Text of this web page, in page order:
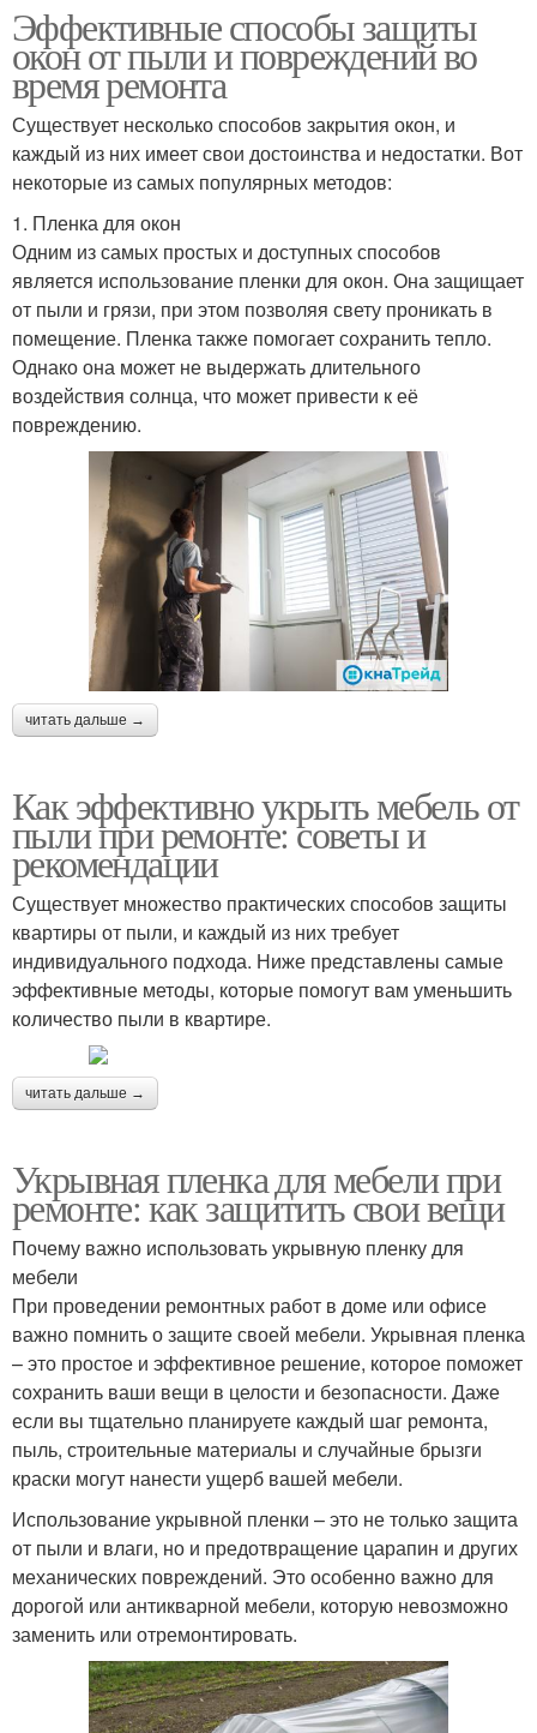
Эффективные способы защиты
окон от пыли и повреждений во
время ремонта
Существует несколько способов закрытия окон, и
каждый из них имеет свои достоинства и недостатки. Вот
некоторые из самых популярных методов:
1. Пленка для окон
Одним из самых простых и доступных способов
является использование пленки для окон. Она защищает
от пыли и грязи, при этом позволяя свету проникать в
помещение. Пленка также помогает сохранить тепло.
Однако она может не выдержать длительного
воздействия солнца, что может привести к её
повреждению.
читать дальше →
Как эффективно укрыть мебель от
пыли при ремонте: советы и
рекомендации
Существует множество практических способов защиты
квартиры от пыли, и каждый из них требует
индивидуального подхода. Ниже представлены самые
эффективные методы, которые помогут вам уменьшить
количество пыли в квартире.
читать дальше →
Укрывная пленка для мебели при
ремонте: как защитить свои вещи
Почему важно использовать укрывную пленку для
мебели
При проведении ремонтных работ в доме или офисе
важно помнить о защите своей мебели. Укрывная пленка
– это простое и эффективное решение, которое поможет
сохранить ваши вещи в целости и безопасности. Даже
если вы тщательно планируете каждый шаг ремонта,
пыль, строительные материалы и случайные брызги
краски могут нанести ущерб вашей мебели.
Использование укрывной пленки – это не только защита
от пыли и влаги, но и предотвращение царапин и других
механических повреждений. Это особенно важно для
дорогой или антикварной мебели, которую невозможно
заменить или отремонтировать.